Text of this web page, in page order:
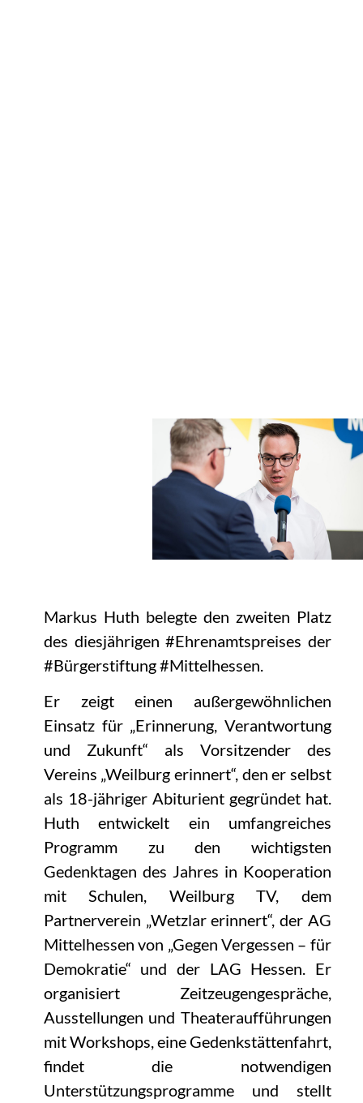
Markus Huth belegte den zweiten Platz
des diesjährigen #Ehrenamtspreises der
#Bürgerstiftung #Mittelhessen.
Er zeigt einen außergewöhnlichen
Einsatz für „Erinnerung, Verantwortung
und Zukunft“ als Vorsitzender des
Vereins „Weilburg erinnert“, den er selbst
als 18-jähriger Abiturient gegründet hat.
Huth entwickelt ein umfangreiches
Programm zu den wichtigsten
Gedenktagen des Jahres in Kooperation
mit Schulen, Weilburg TV, dem
Partnerverein „Wetzlar erinnert“, der AG
Mittelhessen von „Gegen Vergessen – für
Demokratie“ und der LAG Hessen. Er
organisiert Zeitzeugengespräche,
Ausstellungen und Theateraufführungen
mit Workshops, eine Gedenkstättenfahrt,
findet die notwendigen
Unterstützungsprogramme und stellt